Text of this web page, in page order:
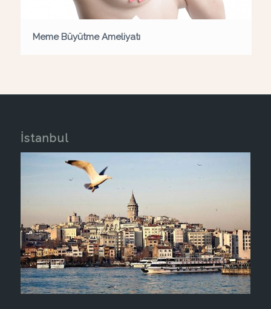
Meme Büyütme Ameliyatı
İstanbul